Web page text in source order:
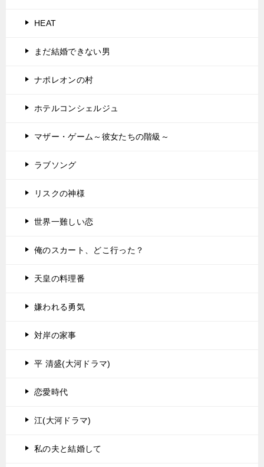
HEAT
まだ結婚できない男
ナポレオンの村
ホテルコンシェルジュ
マザー・ゲーム～彼女たちの階級～
ラブソング
リスクの神様
世界一難しい恋
俺のスカート、どこ行った？
天皇の料理番
嫌われる勇気
対岸の家事
平 清盛(大河ドラマ)
恋愛時代
江(大河ドラマ)
私の夫と結婚して